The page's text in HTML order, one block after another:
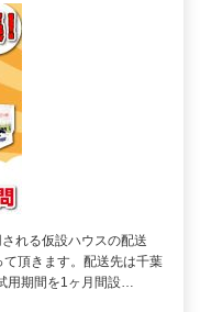
れる仮設ハウスの配送
頂きます。配送先は千葉
用期間を1ヶ月間設…